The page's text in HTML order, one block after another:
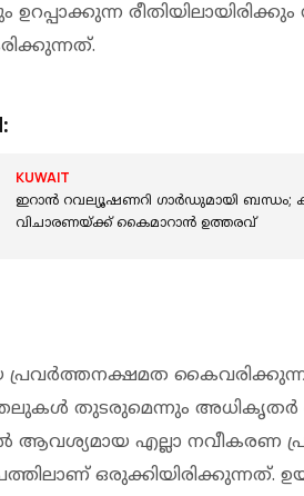
KUWAIT
ഇറാൻ റവല്യൂഷണറി ഗാര്‍ഡുമായി ബന്ധം;
വിചാരണയ്ക്ക് കൈമാറാൻ ഉത്തരവ്
തുടരുമെന്നും അധികൃതര്‍
ആവശ്യമായ എല്ലാ നവീകരണ
ഒരുക്കിയിരിക്കുന്നത്.